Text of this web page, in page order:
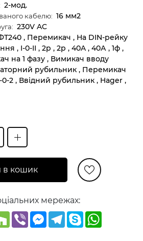
2-мод.
кабелю: 16 мм2
230V AC
, Перемикач , На DIN-рейку
, I-0-II , 2p , 2р , 40A , 40А , 1ф ,
на 1 фазу , Вимикач вводу
рубильник , Перемикач
0-2 , Ввідний рубильник , Hager ,
в кошик
мережах:
HouzzViberMessenger
Telegram
Skype